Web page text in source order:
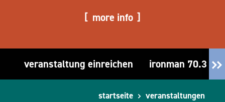
more info
veranstaltung einreichen ironman 70.3
startseite veranstaltungen